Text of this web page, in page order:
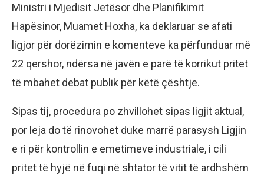
Ministri i Mjedisit Jetësor dhe Planifikimit
Hapësinor, Muamet Hoxha, ka deklaruar se afati
ligjor për dorëzimin e komenteve ka përfunduar më
22 qershor, ndërsa në javën e parë të korrikut pritet
të mbahet debat publik për këtë çështje.
Sipas tij, procedura po zhvillohet sipas ligjit aktual,
por leja do të rinovohet duke marrë parasysh Ligjin
e ri për kontrollin e emetimeve industriale, i cili
pritet të hyjë në fuqi në shtator të vitit të ardhshëm